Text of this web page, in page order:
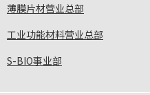
薄膜片材营业总部
工业功能材料营业总部
S-BIO事业部